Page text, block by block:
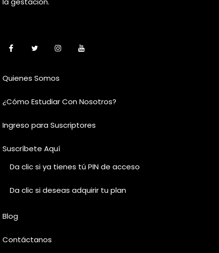
Quienes Somos
¿Cómo Estudiar Con Nosotros?
Ingreso para Suscriptores
Suscríbete Aquí
Da clic si ya tienes tú PIN de acceso
Da clic si deseas adquirir tu plan
Blog
Contáctanos